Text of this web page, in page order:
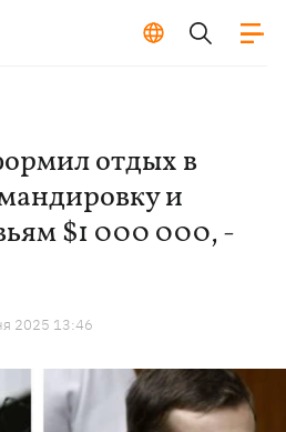
отдых в
и
$1 000 000, -
2025 13:46